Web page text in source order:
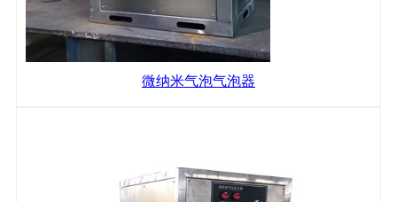
微纳米气泡气泡器